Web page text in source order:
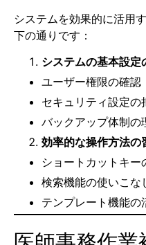
システムを効果的に活用
下の通りです：
システムの基本設定
ユーザー権限の確認
セキュリティ設定の
バックアップ体制の
効率的な操作方法の
ショートカットキー
検索機能の使いこな
テンプレート機能の